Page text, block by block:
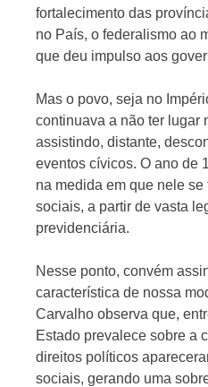
fortalecimento das
no País, o federalismo ao
que deu impulso aos
Mas o povo, seja no
continuava a não ter lugar
assistindo, distante,
eventos cívi­cos. O ano de
na medida em que nele
sociais, a partir de vasta
previdenciária.
Nesse ponto, convém
característica de nossa
Carvalho observa que,
Estado prevalece sobre a
direitos políticos
sociais, gerando uma